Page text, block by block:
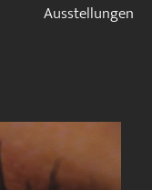
Ausstellungen